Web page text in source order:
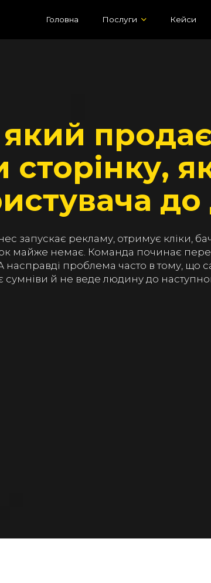
Головна Послуги Кейси
сторінку,
до
запускає рекламу, отримує кліки,
майже немає. Команда починає
насправді проблема часто в тому, що
сумніви й не веде людину до